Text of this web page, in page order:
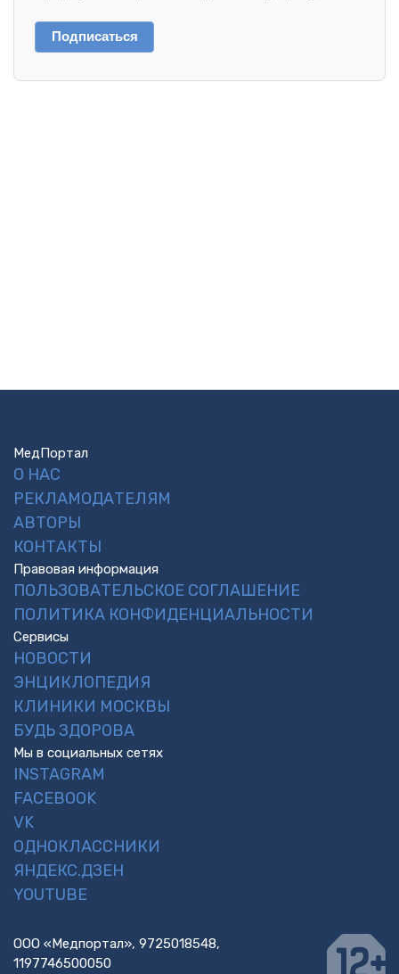
Подписаться
МедПортал
О НАС
РЕКЛАМОДАТЕЛЯМ
АВТОРЫ
КОНТАКТЫ
Правовая информация
ПОЛЬЗОВАТЕЛЬСКОЕ СОГЛАШЕНИЕ
ПОЛИТИКА КОНФИДЕНЦИАЛЬНОСТИ
Сервисы
НОВОСТИ
ЭНЦИКЛОПЕДИЯ
КЛИНИКИ МОСКВЫ
БУДЬ ЗДОРОВА
Мы в социальных сетях
INSTAGRAM
FACEBOOK
VK
ОДНОКЛАССНИКИ
ЯНДЕКС.ДЗЕН
YOUTUBE
ООО «Медпортал», 9725018548,
1197746500050